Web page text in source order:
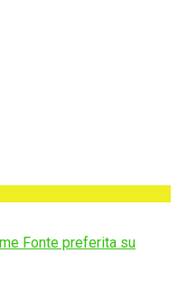
Fonte preferita su